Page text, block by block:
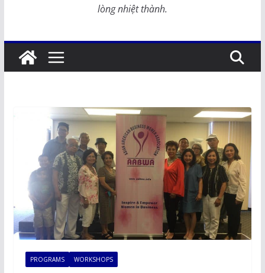
lòng nhiệt thành.
PROGRAMS WORKSHOPS